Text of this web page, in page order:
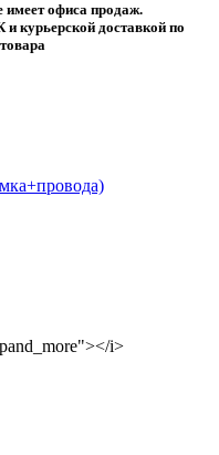
имеет офиса продаж.
курьерской доставкой по
i>